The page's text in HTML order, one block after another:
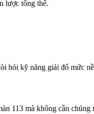
lược tổng thể.
hỏi kỹ năng giải đố mức
113 mà không cần